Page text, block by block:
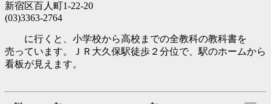
新宿区百人町1-22-20
(03)3363-2764
に行くと、小学校から高校までの全教科の教科書を
売っています。ＪＲ大久保駅徒歩２分位で、駅のホームから
看板が見えます。